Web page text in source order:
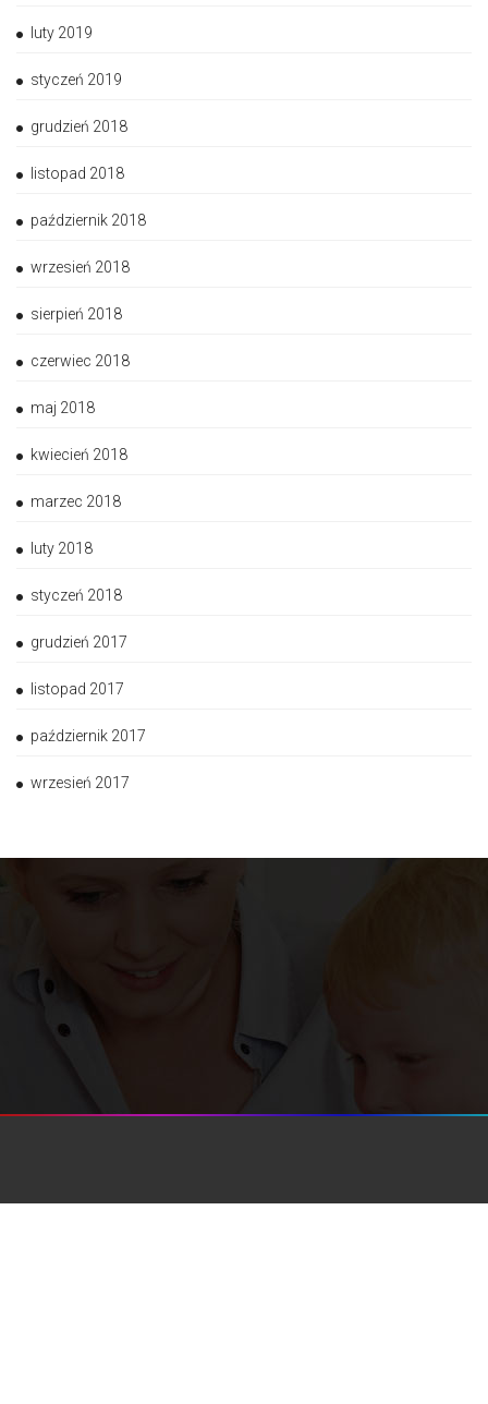
luty 2019
styczeń 2019
grudzień 2018
listopad 2018
październik 2018
wrzesień 2018
sierpień 2018
czerwiec 2018
maj 2018
kwiecień 2018
marzec 2018
luty 2018
styczeń 2018
grudzień 2017
listopad 2017
październik 2017
wrzesień 2017